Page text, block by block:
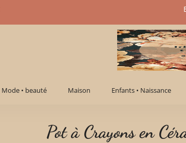
Mode • beauté Maison Enfants • Naissance
Pot à Crayons en